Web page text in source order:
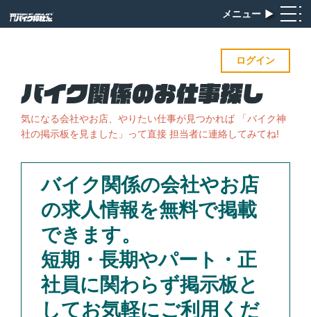
メニュー ▶︎
ログイン
気になる会社やお店、やりたい仕事が見つかれば 「バイク神
社の掲示板を見ました」って直接 担当者に連絡してみてね!
バイク関係の会社やお店
の求人情報を無料で掲載
できます。
短期・長期やパート・正
社員に関わらず掲示板と
してお気軽にご利用くだ